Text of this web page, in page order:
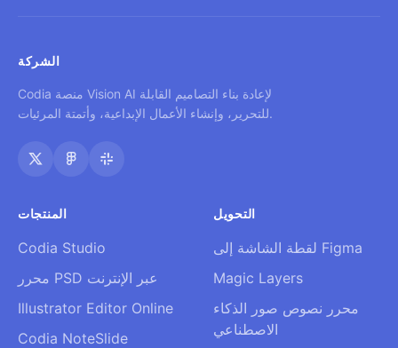
الشركة
Codia منصة Vision AI لإعادة بناء التصاميم القابلة
للتحرير، وإنشاء الأعمال الإبداعية، وأتمتة المرئيات.
المنتجات
Codia Studio
محرر PSD عبر الإنترنت
Illustrator Editor Online
Codia NoteSlide
التحويل
لقطة الشاشة إلى Figma
Magic Layers
محرر نصوص صور الذكاء
الاصطناعي